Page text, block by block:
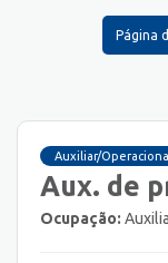
Página
Auxiliar/
Aux. de
Ocupação: